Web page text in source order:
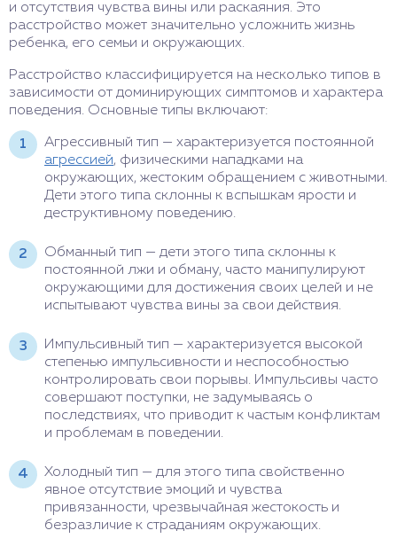
и отсутствия чувства вины или раскаяния. Это
расстройство может значительно усложнить жизнь
ребенка, его семьи и окружающих.
Расстройство классифицируется на несколько типов в
зависимости от доминирующих симптомов и характера
поведения. Основные типы включают:
Агрессивный тип — характеризуется постоянной
агрессией, физическими нападками на
окружающих, жестоким обращением с животными.
Дети этого типа склонны к вспышкам ярости и
деструктивному поведению.
Обманный тип — дети этого типа склонны к
постоянной лжи и обману, часто манипулируют
окружающими для достижения своих целей и не
испытывают чувства вины за свои действия.
Импульсивный тип — характеризуется высокой
степенью импульсивности и неспособностью
контролировать свои порывы. Импульсивы часто
совершают поступки, не задумываясь о
последствиях, что приводит к частым конфликтам
и проблемам в поведении.
Холодный тип — для этого типа свойственно
явное отсутствие эмоций и чувства
привязанности, чрезвычайная жестокость и
безразличие к страданиям окружающих.